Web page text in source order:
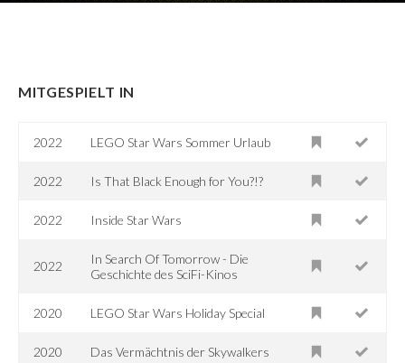
MITGESPIELT IN
2022 LEGO Star Wars Sommer Urlaub
2022 Is That Black Enough for You?!?
2022 Inside Star Wars
2022
In Search Of Tomorrow - Die
Geschichte des SciFi-Kinos
2020 LEGO Star Wars Holiday Special
2020 Das Vermächtnis der Skywalkers